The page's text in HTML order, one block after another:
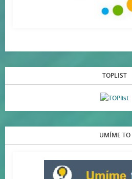
TOPLIST
UMÍME TO